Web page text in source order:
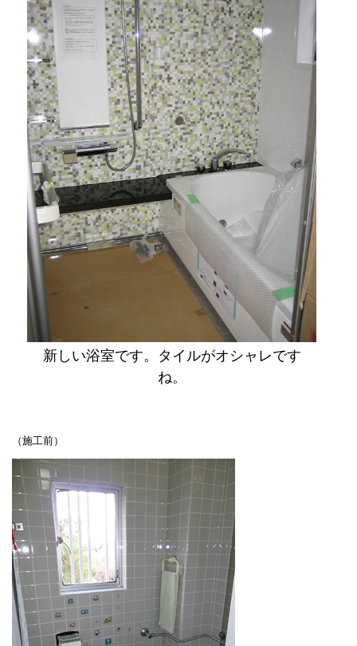
新しい浴室です。タイルがオシャレです
ね。
（施工前）